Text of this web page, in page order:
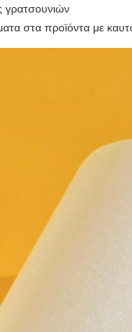
γρατσουνιών
στα προϊόντα με